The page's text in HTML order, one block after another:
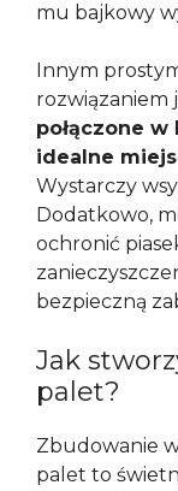
mu bajkowy
Innym
rozwiązaniem
połączone
idealne
Wystarczy
Dodatkowo,
ochronić
bezpieczną
Jak
palet?
Zbudowanie
palet to